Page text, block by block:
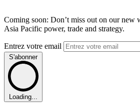
Coming soon: Don’t miss out on our
Asia Pacific power, trade and strategy.
Entrez votre email
S'abonner
Loading...